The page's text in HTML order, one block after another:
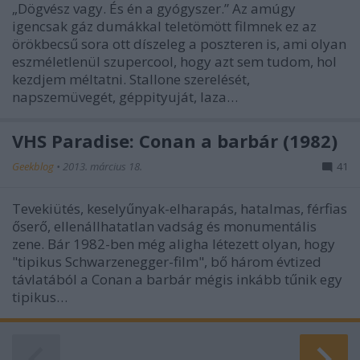
„Dögvész vagy. És én a gyógyszer.” Az amúgy
igencsak gáz dumákkal teletömött filmnek ez az
örökbecsű sora ott díszeleg a poszteren is, ami olyan
eszméletlenül szupercool, hogy azt sem tudom, hol
kezdjem méltatni. Stallone szerelését,
napszemüvegét, géppityuját, laza…
VHS Paradise: Conan a barbár (1982)
Geekblog • 2013. március 18. 41
Tevekiütés, keselyűnyak-elharapás, hatalmas, férfias
őserő, ellenállhatatlan vadság és monumentális
zene. Bár 1982-ben még aligha létezett olyan, hogy
"tipikus Schwarzenegger-film", bő három évtized
távlatából a Conan a barbár mégis inkább tűnik egy
tipikus…